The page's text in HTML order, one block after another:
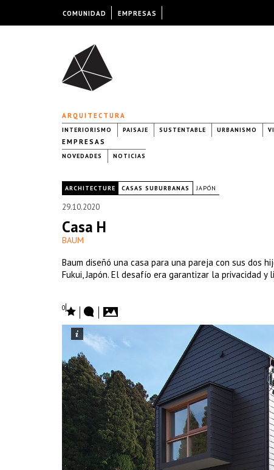
ARQUITECTURA
INTERIORISMO PAISAJE SUSTENTABLE URBANISMO
EMPRESAS
NOVEDADES NOTICIAS
ARCHITECTURE CASAS SUBURBANAS JAPÓN
29.10.2020
Casa H
BAUM
Baum diseñó una casa para una pareja con sus dos
Fukui, Japón. El desafío era garantizar la privacidad
0
COMUNIDAD EMPRESAS